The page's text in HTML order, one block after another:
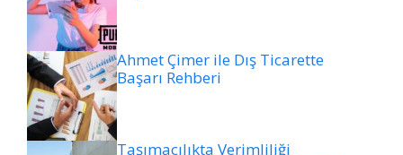
Ahmet Çimer ile Dış Ticarette
Başarı Rehberi
Taşımacılıkta Verimliliği